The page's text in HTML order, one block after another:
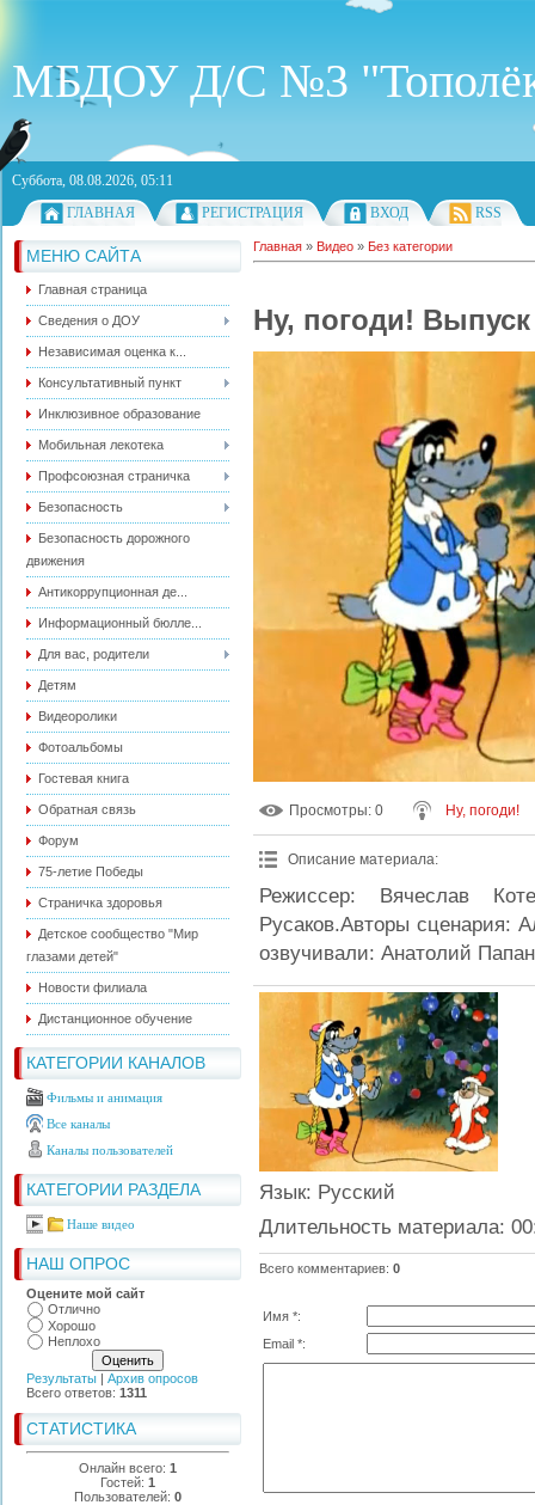
МБДОУ Д/С №3
Суббота, 08.08.2026, 05:11
ГЛАВНАЯ
РЕГИСТРАЦИЯ ВХОД RSS
МЕНЮ САЙТА
Главная страница
Сведения о ДОУ
Независимая оценка к...
Консультативный пункт
Инклюзивное образование
Мобильная лекотека
Профсоюзная страничка
Безопасность
Безопасность дорожного
движения
Антикоррупционная де...
Информационный бюлле...
Для вас, родители
Детям
Видеоролики
Фотоальбомы
Гостевая книга
Обратная связь
Форум
75-летие Победы
Страничка здоровья
Детское сообщество "Мир
глазами детей"
Новости филиала
Дистанционное обучение
КАТЕГОРИИ КАНАЛОВ
Фильмы и анимация
Все каналы
Каналы пользователей
КАТЕГОРИИ РАЗДЕЛА
Наше видео
НАШ ОПРОС
Оцените мой сайт
Отлично
Хорошо
Неплохо
Результаты | Архив опросов
Всего ответов: 1311
СТАТИСТИКА
Онлайн всего: 1
Гостей: 1
Пользователей: 0
Главная » Видео » Без категории
Ну, погоди! Выпуск
Просмотры: 0 Ну, погоди!
Описание материала:
Режиссер: Вячеслав
Русаков.Авторы сценария:
озвучивали: Анатолий
Язык: Русский
Длительность материала:
Всего комментариев: 0
Имя *:
Email *: